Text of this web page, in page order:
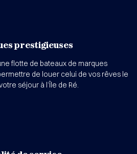
prestigieuses
flotte de bateaux de marques
de louer celui de vos rêves le
séjour à l’Île de Ré.